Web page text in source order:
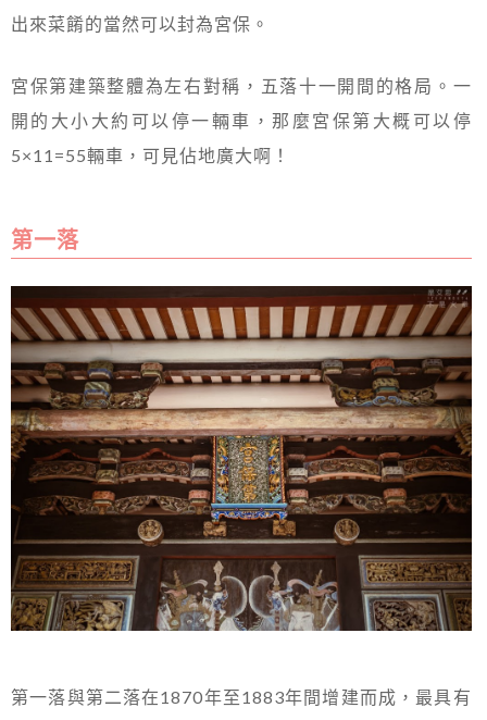
出來菜餚的當然可以封為宮保。
宮保第建築整體為左右對稱，五落十一開間的格局。一
開的大小大約可以停一輛車，那麼宮保第大概可以停
5×11=55輛車，可見佔地廣大啊！
第一落
第一落與第二落在1870年至1883年間增建而成，最具有